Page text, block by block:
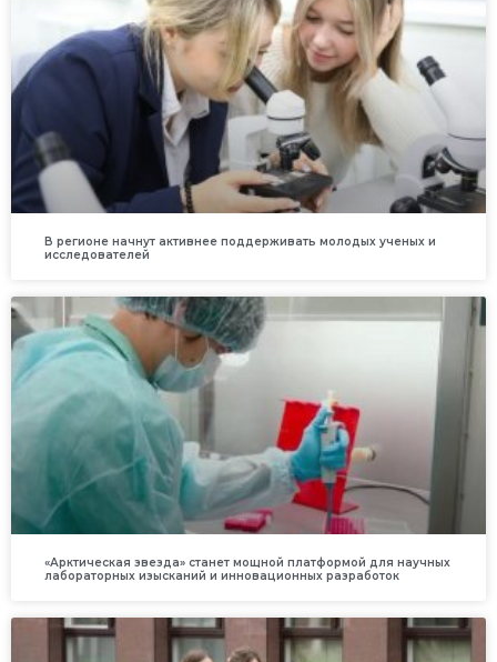
В регионе начнут активнее поддерживать молодых ученых и
исследователей
«Арктическая звезда» станет мощной платформой для научных
лабораторных изысканий и инновационных разработок